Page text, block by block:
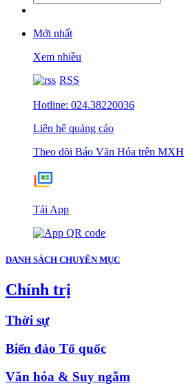
Mới nhất
Xem nhiều
RSS
Hotline: 024.38220036
Liên hệ quảng cáo
Theo dõi Báo Văn Hóa trên MXH
Tải App
DANH SÁCH CHUYÊN MỤC
Chính trị
Thời sự
Biển đảo Tổ quốc
Văn hóa & Suy ngẫm